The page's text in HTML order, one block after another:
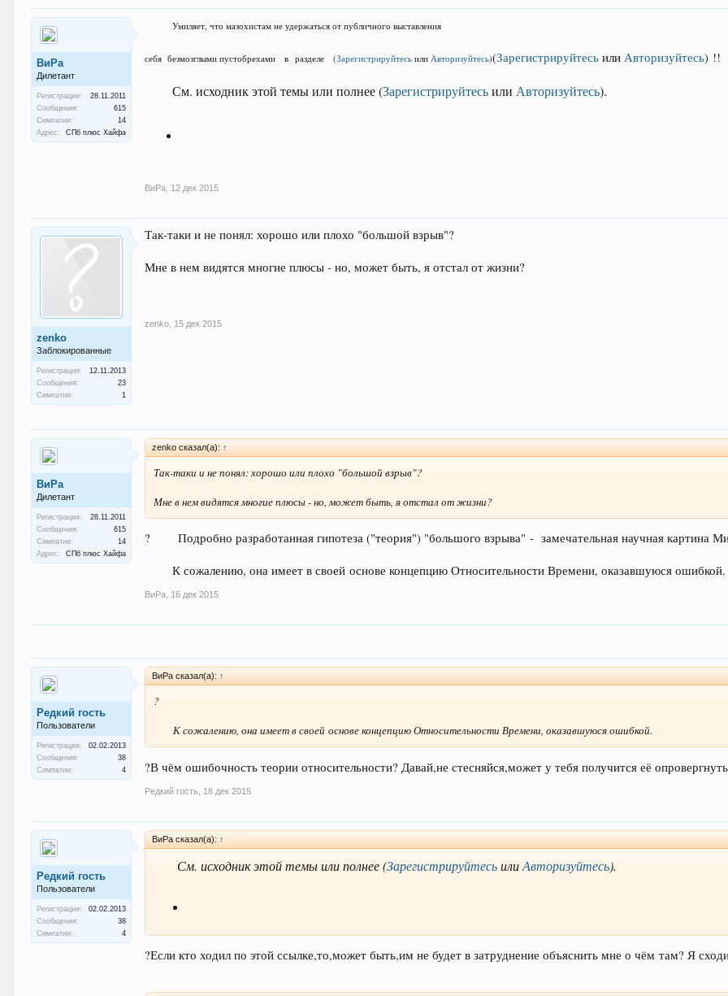
ВиРа
Дилетант
Регистрация:
28.11.2011
Сообщения:
615
Симпатии:
14
Адрес:
СПб плюс Хайфа
Умиляет, что мазохистам не удержаться от публичного выставления
себя безмозглыми пустобрехами в разделе(Зарегистрируйтесь илиАвторизуйтесь)(Зарегистрируйтесь илиАвторизуйтесь) !!
См. исходник этой темы или полнее(ЗарегистрируйтесьилиАвторизуйтесь).
ВиРа 12 дек 2015
zenko
Заблокированные
Регистрация:
12.11.2013
Сообщения:
23
Симпатии:
1
Так-таки и не понял: хорошо или плохо "большой взрыв"?
Мне в нем видятся многие плюсы - но, может быть, я отстал от жизни?
zenko 15 дек 2015
ВиРа
Дилетант
Регистрация:
28.11.2011
Сообщения:
615
Симпатии:
14
Адрес:
СПб плюс Хайфа
zenko сказал(а): ↑
Так-таки и не понял: хорошо или плохо "большой взрыв"?
Мне в нем видятся многие плюсы - но, может быть, я отстал от жизни?
? Подробно разработанная гипотеза ("теория") "большого взрыва" - замечательная научная картина
К сожалению, она имеет в своей основе концепцию Относительности Времени, оказавшуюся ошибкой.
ВиРа 16 дек 2015
Редкий гость
Пользователи
Регистрация:
02.02.2013
Сообщения:
38
Симпатии:
4
ВиРа сказал(а): ↑
?
К сожалению, она имеет в своей основе концепцию Относительности Времени, оказавшуюся ошибкой.
?В чём ошибочность теории относительности? Давай,не стесняйся,может у тебя получится её
Редкий гость 18 дек 2015
Редкий гость
Пользователи
Регистрация:
02.02.2013
Сообщения:
38
Симпатии:
4
ВиРа сказал(а): ↑
См. исходник этой темы или полнее(ЗарегистрируйтесьилиАвторизуйтесь).
?Если кто ходил по этой ссылке,то,может быть,им не будет в затруднение объяснить мне о чём там? Я